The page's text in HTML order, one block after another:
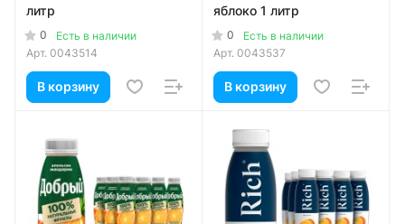
литр
0
Есть в наличии
Арт. 0043514
В корзину
яблоко 1 литр
0
Есть в наличии
Арт. 0043537
В корзину